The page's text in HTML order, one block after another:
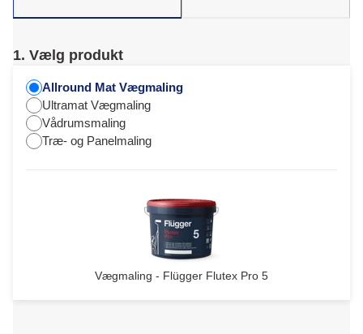
1. Vælg produkt
Allround Mat Vægmaling
Ultramat Vægmaling
Vådrumsmaling
Træ- og Panelmaling
Vægmaling - Flügger Flutex Pro 5